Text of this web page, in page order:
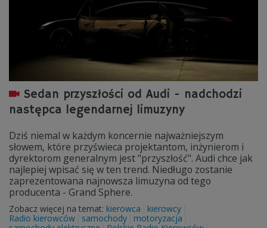
Sedan przyszłości od Audi - nadchodzi
następca legendarnej limuzyny
Dziś niemal w każdym koncernie najważniejszym
słowem, które przyświeca projektantom, inżynierom i
dyrektorom generalnym jest "przyszłość". Audi chce jak
najlepiej wpisać się w ten trend. Niedługo zostanie
zaprezentowana najnowsza limuzyna od tego
producenta - Grand Sphere.
Zobacz więcej na temat: kierowca
kierowcy
Radio kierowców
samochody
motoryzacja